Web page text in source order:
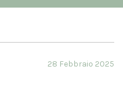
28 Febbraio 2025